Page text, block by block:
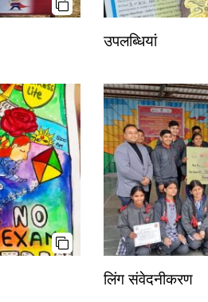
उपलब्धियां
लिंग संवेदनीकरण